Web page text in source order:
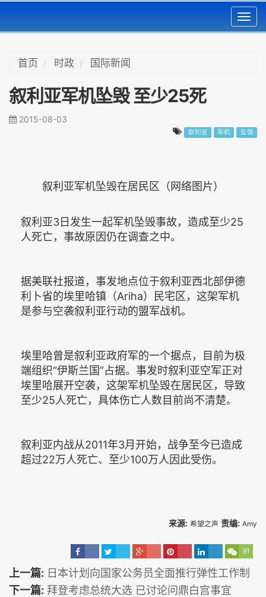
首页 时政 国际新闻
叙利亚军机坠毁 至少25死
2015-08-03
叙利亚 军机 坠毁
叙利亚军机坠毁在居民区（网络图片）
叙利亚3日发生一起军机坠毁事故，造成至少25
人死亡，事故原因仍在调查之中。
据美联社报道，事发地点位于叙利亚西北部伊德
利卜省的埃里哈镇（Ariha）民宅区，这架军机
是参与空袭叙利亚行动的盟军战机。
埃里哈曾是叙利亚政府军的一个据点，目前为极
端组织“伊斯兰国”占据。事发时叙利亚空军正对
埃里哈展开空袭，这架军机坠毁在居民区，导致
至少25人死亡，具体伤亡人数目前尚不清楚。
叙利亚内战从2011年3月开始，战争至今已造成
超过22万人死亡、至少100万人因此受伤。
来源: 希望之声 责编: Amy
91
上一篇: 日本计划向国家公务员全面推行弹性工作制
下一篇: 拜登考虑总统大选 已讨论问鼎白宫事宜